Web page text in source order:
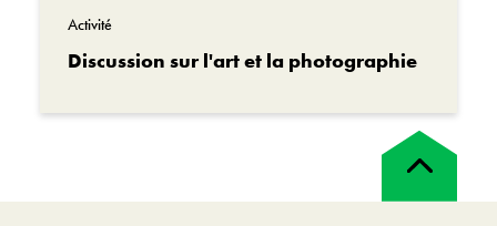
Activité
Discussion sur l'art et la photographie
Retour
en